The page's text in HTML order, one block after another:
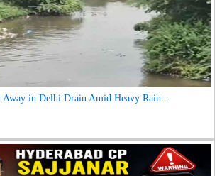
Away in Delhi Drain Amid Heavy Rain...